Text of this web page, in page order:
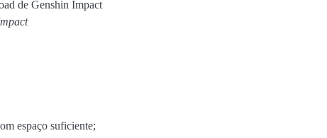
espaço suficiente;